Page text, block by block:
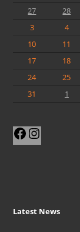
27
28
3
4
10
11
17
18
24
25
31
1
Facebook
Latest News